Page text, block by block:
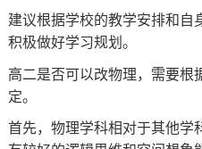
建议根据学校的教学安排和自
积极做好学习规划。
高二是否可以改物理，需要根
定。
首先，物理学科相对于其他学